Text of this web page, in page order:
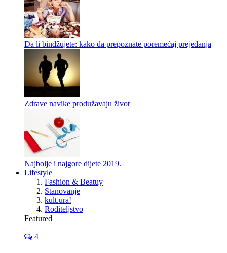
Da li bindžujete: kako da prepoznate poremećaj prejedanja
Zdrave navike produžavaju život
Najbolje i najgore dijete 2019.
Lifestyle
Fashion & Beatuy
Stanovanje
kult.ura!
Roditeljstvo
Featured
4